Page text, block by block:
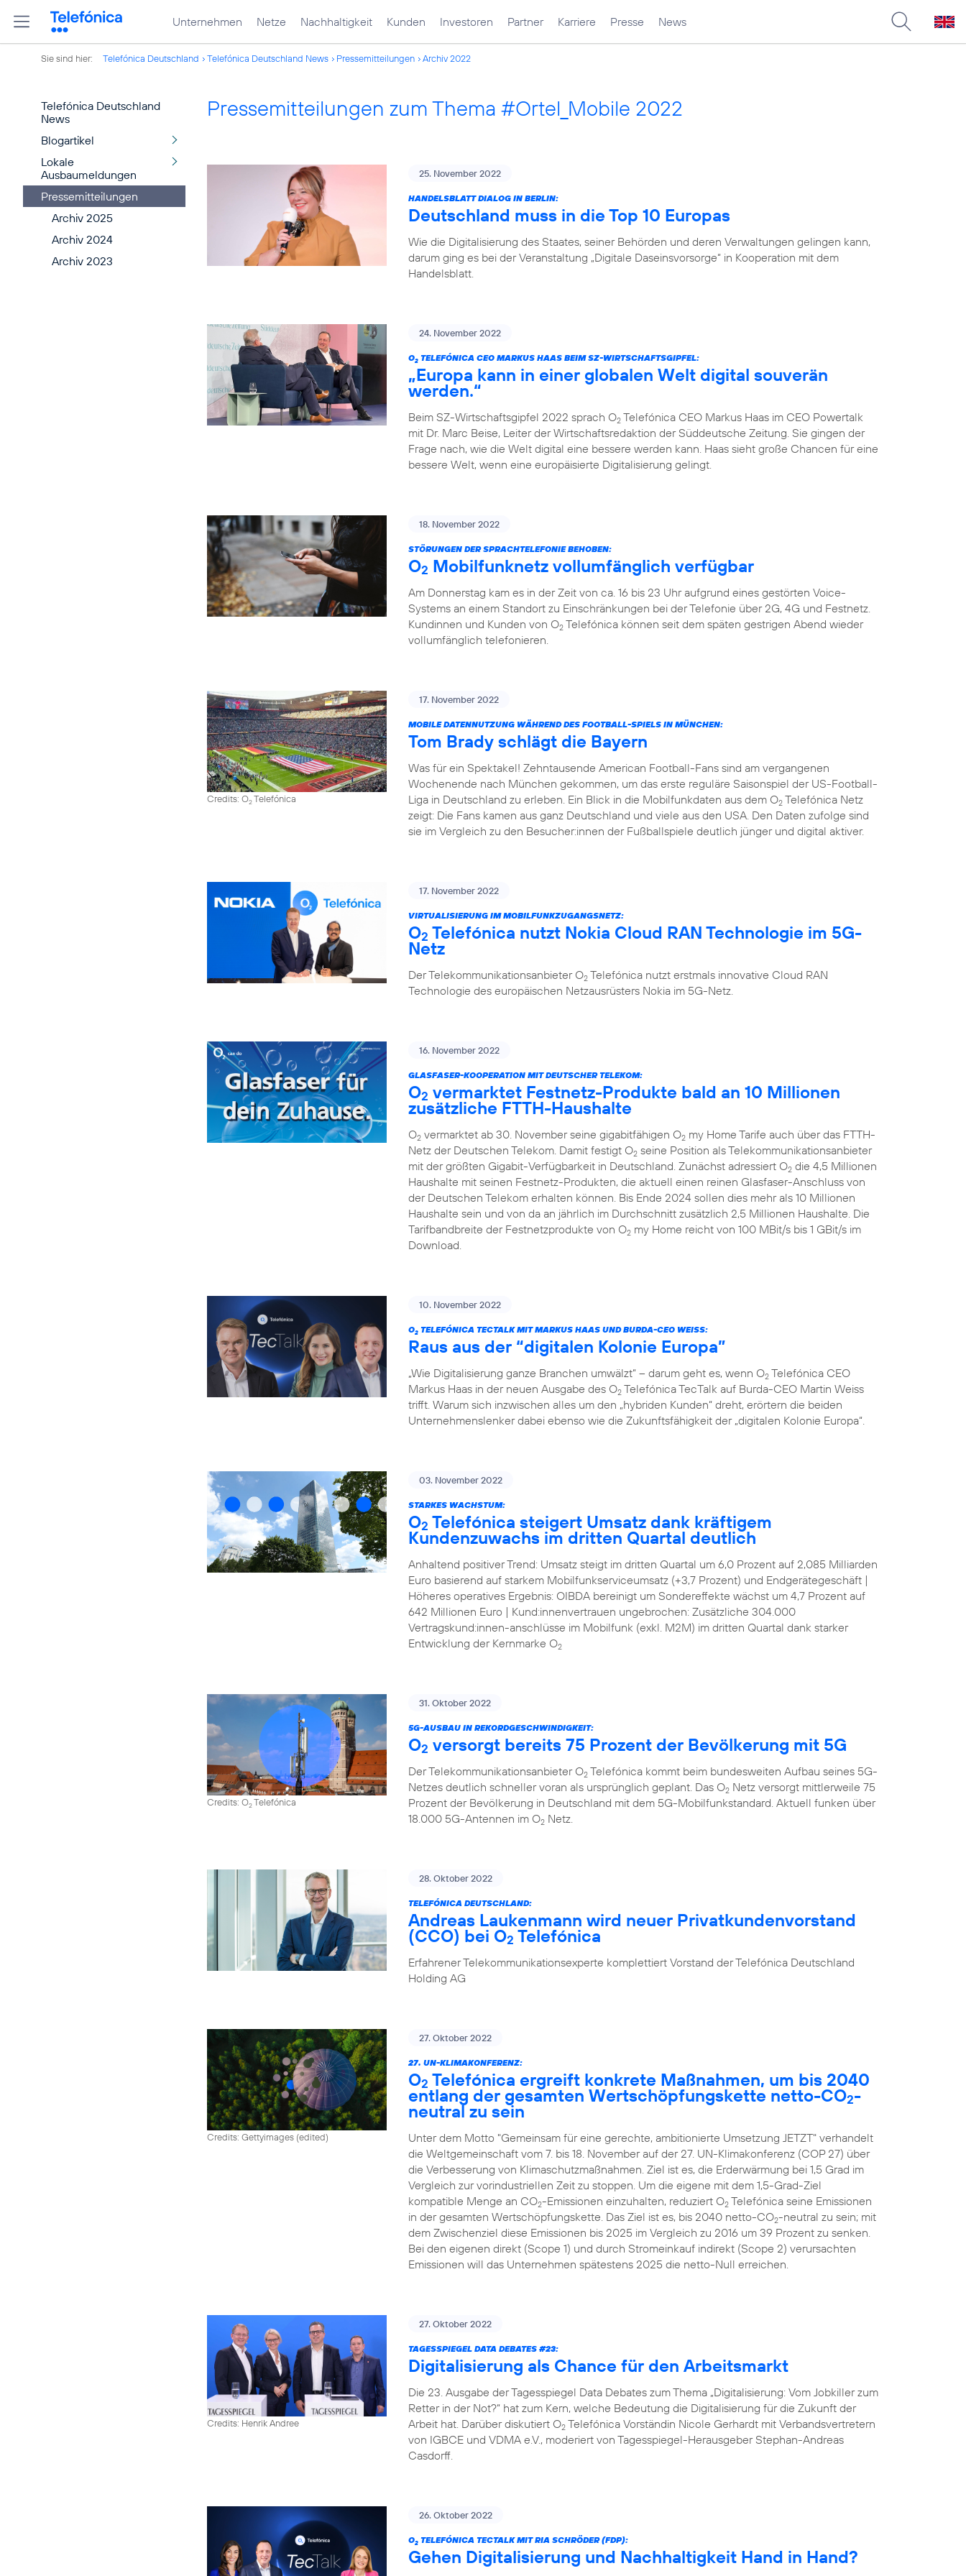
Unternehmen Netze Nachhaltigkeit Kunden Investoren Partner Karriere Presse News
Sie sind hier: Telefónica Deutschland Telefónica Deutschland News Pressemitteilungen Archiv 2022
Telefónica Deutschland
News
Blogartikel
Lokale
Ausbaumeldungen
Pressemitteilungen
Archiv 2025
Archiv 2024
Archiv 2023
Pressemitteilungen zum Thema #Ortel_Mobile 2022
25. November 2022
HANDELSBLATT DIALOG IN BERLIN:
Deutschland muss in die Top 10 Europas
Wie die Digitalisierung des Staates, seiner Behörden und deren Verwaltungen gelingen kann,
darum ging es bei der Veranstaltung „Digitale Daseinsvorsorge“ in Kooperation mit dem
Handelsblatt.
24. November 2022
O2 TELEFÓNICA CEO MARKUS HAAS BEIM SZ-WIRTSCHAFTSGIPFEL:
„Europa kann in einer globalen Welt digital souverän
werden.“
Beim SZ-Wirtschaftsgipfel 2022 sprach O2 Telefónica CEO Markus Haas im CEO Powertalk
mit Dr. Marc Beise, Leiter der Wirtschaftsredaktion der Süddeutsche Zeitung. Sie gingen der
Frage nach, wie die Welt digital eine bessere werden kann. Haas sieht große Chancen für eine
bessere Welt, wenn eine europäisierte Digitalisierung gelingt.
18. November 2022
STÖRUNGEN DER SPRACHTELEFONIE BEHOBEN:
O2 Mobilfunknetz vollumfänglich verfügbar
Am Donnerstag kam es in der Zeit von ca. 16 bis 23 Uhr aufgrund eines gestörten Voice-
Systems an einem Standort zu Einschränkungen bei der Telefonie über 2G, 4G und Festnetz.
Kundinnen und Kunden von O2 Telefónica können seit dem späten gestrigen Abend wieder
vollumfänglich telefonieren.
Credits: O2Telefónica
17. November 2022
MOBILE DATENNUTZUNG WÄHREND DES FOOTBALL-SPIELS IN MÜNCHEN:
Tom Brady schlägt die Bayern
Was für ein Spektakel! Zehntausende American Football-Fans sind am vergangenen
Wochenende nach München gekommen, um das erste reguläre Saisonspiel der US-Football-
Liga in Deutschland zu erleben. Ein Blick in die Mobilfunkdaten aus dem O2 Telefónica Netz
zeigt: Die Fans kamen aus ganz Deutschland und viele aus den USA. Den Daten zufolge sind
sie im Vergleich zu den Besucher:innen der Fußballspiele deutlich jünger und digital aktiver.
17. November 2022
VIRTUALISIERUNG IM MOBILFUNKZUGANGSNETZ:
O2 Telefónica nutzt Nokia Cloud RAN Technologie im 5G-
Netz
Der Telekommunikationsanbieter O2 Telefónica nutzt erstmals innovative Cloud RAN
Technologie des europäischen Netzausrüsters Nokia im 5G-Netz.
16. November 2022
GLASFASER-KOOPERATION MIT DEUTSCHER TELEKOM:
O2 vermarktet Festnetz-Produkte bald an 10 Millionen
zusätzliche FTTH-Haushalte
O2 vermarktet ab 30. November seine gigabitfähigen O2 my Home Tarife auch über das FTTH-
Netz der Deutschen Telekom. Damit festigt O2 seine Position als Telekommunikationsanbieter
mit der größten Gigabit-Verfügbarkeit in Deutschland. Zunächst adressiert O2 die 4,5 Millionen
Haushalte mit seinen Festnetz-Produkten, die aktuell einen reinen Glasfaser-Anschluss von
der Deutschen Telekom erhalten können. Bis Ende 2024 sollen dies mehr als 10 Millionen
Haushalte sein und von da an jährlich im Durchschnitt zusätzlich 2,5 Millionen Haushalte. Die
Tarifbandbreite der Festnetzprodukte von O2 my Home reicht von 100 MBit/s bis 1 GBit/s im
Download.
10. November 2022
O2 TELEFÓNICA TECTALK MIT MARKUS HAAS UND BURDA-CEO WEISS:
Raus aus der “digitalen Kolonie Europa”
„Wie Digitalisierung ganze Branchen umwälzt“ – darum geht es, wenn O2 Telefónica CEO
Markus Haas in der neuen Ausgabe des O2 Telefónica TecTalk auf Burda-CEO Martin Weiss
trifft. Warum sich inzwischen alles um den „hybriden Kunden“ dreht, erörtern die beiden
Unternehmenslenker dabei ebenso wie die Zukunftsfähigkeit der „digitalen Kolonie Europa“.
03. November 2022
STARKES WACHSTUM:
O2 Telefónica steigert Umsatz dank kräftigem
Kundenzuwachs im dritten Quartal deutlich
Anhaltend positiver Trend: Umsatz steigt im dritten Quartal um 6,0 Prozent auf 2,085 Milliarden
Euro basierend auf starkem Mobilfunkserviceumsatz (+3,7 Prozent) und Endgerätegeschäft |
Höheres operatives Ergebnis: OIBDA bereinigt um Sondereffekte wächst um 4,7 Prozent auf
642 Millionen Euro | Kund:innenvertrauen ungebrochen: Zusätzliche 304.000
Vertragskund:innen-anschlüsse im Mobilfunk (exkl. M2M) im dritten Quartal dank starker
Entwicklung der Kernmarke O2
Credits: O2Telefónica
31. Oktober 2022
5G-AUSBAU IN REKORDGESCHWINDIGKEIT:
O2 versorgt bereits 75 Prozent der Bevölkerung mit 5G
Der Telekommunikationsanbieter O2 Telefónica kommt beim bundesweiten Aufbau seines 5G-
Netzes deutlich schneller voran als ursprünglich geplant. Das O2 Netz versorgt mittlerweile 75
Prozent der Bevölkerung in Deutschland mit dem 5G-Mobilfunkstandard. Aktuell funken über
18.000 5G-Antennen im O2 Netz.
28. Oktober 2022
TELEFÓNICA DEUTSCHLAND:
Andreas Laukenmann wird neuer Privatkundenvorstand
(CCO) bei O2 Telefónica
Erfahrener Telekommunikationsexperte komplettiert Vorstand der Telefónica Deutschland
Holding AG
Credits: Gettyimages (edited)
27. Oktober 2022
27. UN-KLIMAKONFERENZ:
O2 Telefónica ergreift konkrete Maßnahmen, um bis 2040
entlang der gesamten Wertschöpfungskette netto-CO2-
neutral zu sein
Unter dem Motto "Gemeinsam für eine gerechte, ambitionierte Umsetzung JETZT" verhandelt
die Weltgemeinschaft vom 7. bis 18. November auf der 27. UN-Klimakonferenz (COP 27) über
die Verbesserung von Klimaschutzmaßnahmen. Ziel ist es, die Erderwärmung bei 1,5 Grad im
Vergleich zur vorindustriellen Zeit zu stoppen. Um die eigene mit dem 1,5-Grad-Ziel
kompatible Menge an CO2-Emissionen einzuhalten, reduziert O2 Telefónica seine Emissionen
in der gesamten Wertschöpfungskette. Das Ziel ist es, bis 2040 netto-CO2-neutral zu sein; mit
dem Zwischenziel diese Emissionen bis 2025 im Vergleich zu 2016 um 39 Prozent zu senken.
Bei den eigenen direkt (Scope 1) und durch Stromeinkauf indirekt (Scope 2) verursachten
Emissionen will das Unternehmen spätestens 2025 die netto-Null erreichen.
Credits: Henrik Andree
27. Oktober 2022
TAGESSPIEGEL DATA DEBATES #23:
Digitalisierung als Chance für den Arbeitsmarkt
Die 23. Ausgabe der Tagesspiegel Data Debates zum Thema „Digitalisierung: Vom Jobkiller zum
Retter in der Not?“ hat zum Kern, welche Bedeutung die Digitalisierung für die Zukunft der
Arbeit hat. Darüber diskutiert O2 Telefónica Vorständin Nicole Gerhardt mit Verbandsvertretern
von IGBCE und VDMA e.V., moderiert von Tagesspiegel-Herausgeber Stephan-Andreas
Casdorff.
26. Oktober 2022
O2 TELEFÓNICA TECTALK MIT RIA SCHRÖDER (FDP):
Gehen Digitalisierung und Nachhaltigkeit Hand in Hand?